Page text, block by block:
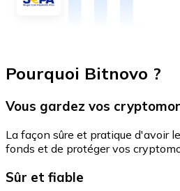
Pourquoi Bitnovo ?
Vous gardez vos
La façon sûre et pratique d'avoir
fonds et de protéger vos
Sûr et fiable